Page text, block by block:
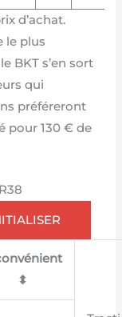
d’achat.
le plus
BKT s’en sort
qui
préféreront
pour 130 € de
⬍